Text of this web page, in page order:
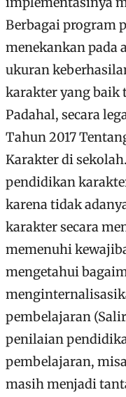
Berbagai program
menekankan pada
ukuran
karakter yang baik
Padahal, secara
Tahun 2017
Karakter di
pendidikan
karena tidak
karakter secara
memenuhi
mengetahui
pembelajaran
penilaian
pembelajaran,
masih menjadi